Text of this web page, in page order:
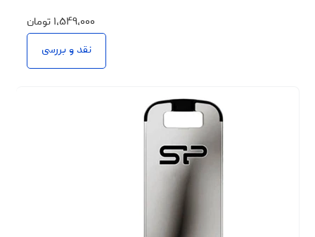
۱،۵۴۹،۰۰۰ تومان
نقد و بررسی